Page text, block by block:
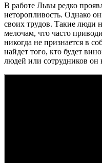
В работе Львы редко
неторопливость. Однако
своих трудов. Такие люди
мелочам, что часто
никогда не признается в
найдет того, кто будет
людей или сотрудников он